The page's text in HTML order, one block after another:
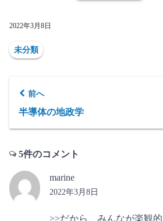
2022年3月8日
未分類
前へ
半導体の地政学
5件のコメント
marine
2022年3月8日
>>だから、みんなが楽観